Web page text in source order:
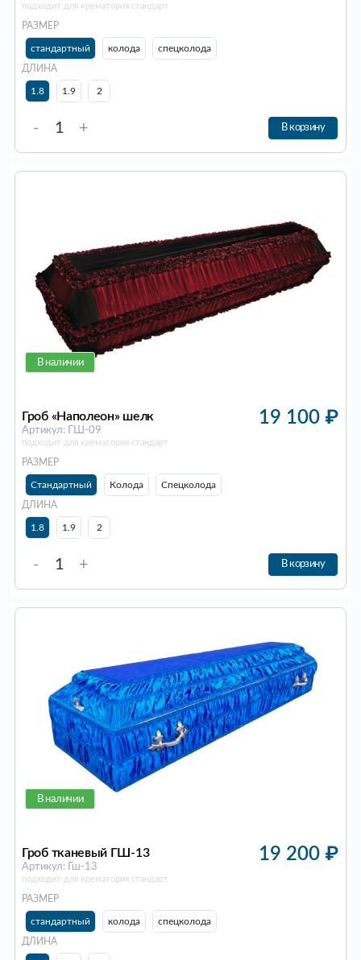
подходит для крематория стандарт
РАЗМЕР
стандартный колода спецколода
ДЛИНА
1.8 1.9 2
- + В корзину
В наличии
Гроб «Наполеон» шелк
Артикул: ГШ-09
подходит для крематория стандарт
19 100 ₽
РАЗМЕР
Стандартный Колода Спецколода
ДЛИНА
1.8 1.9 2
- + В корзину
В наличии
Гроб тканевый ГШ-13
Артикул: Гш-13
подходит для крематория стандарт
19 200 ₽
РАЗМЕР
стандартный колода спецколода
ДЛИНА